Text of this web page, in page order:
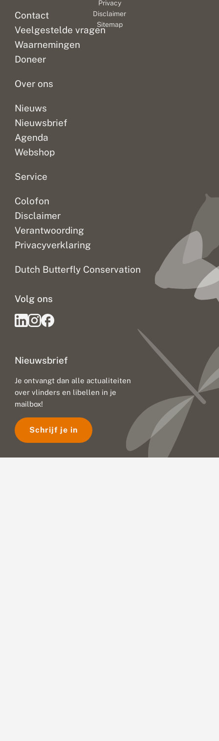
kan
schrik
opleveren
als
je
t
e
r
als
de
nachttemperatuur
wat
hoger
s
t
r
o
e
ziet.
Ze
komen
af
op
Contact
Veelgestelde vragen
Waarnemingen
Doneer
Over ons
Nieuws
Nieuwsbrief
Agenda
Webshop
Service
Colofon
Disclaimer
Verantwoording
Privacyverklaring
Dutch Butterfly Conservation
Nieuwsbrief
Je ontvangt dan alle actualiteiten
over vlinders en libellen in je
mailbox!
Schrijf je in
Volg ons
Privacy
Disclaimer
Sitemap